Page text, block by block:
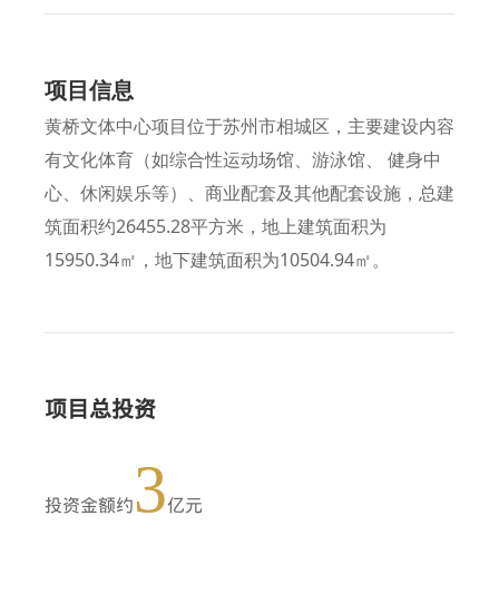
项目信息
黄桥文体中心项目位于苏州市相城区，主要建设内容
有文化体育（如综合性运动场馆、游泳馆、 健身中
心、休闲娱乐等）、商业配套及其他配套设施，总建
筑面积约26455.28平方米，地上建筑面积为
15950.34㎡，地下建筑面积为10504.94㎡。
项目总投资
投资金额约3亿元